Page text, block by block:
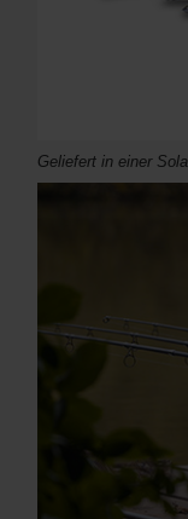
Geliefert in einer